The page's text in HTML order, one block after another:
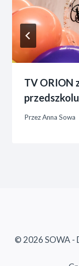
TV ORION
PrzezAnna Sowa
© 2026 SOWA -